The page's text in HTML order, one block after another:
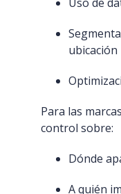
ubicación
Para las
control sobre:
Dónde
A quién